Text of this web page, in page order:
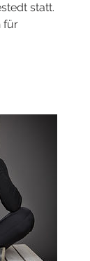
statt.
für